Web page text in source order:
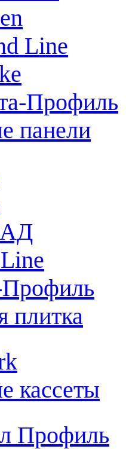
Line
Профиль
панели
плитка
кассеты
Профиль